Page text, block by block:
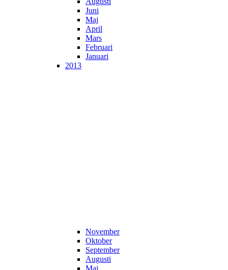
Juni
Maj
April
Mars
Februari
Januari
2013
November
Oktober
September
Augusti
Maj